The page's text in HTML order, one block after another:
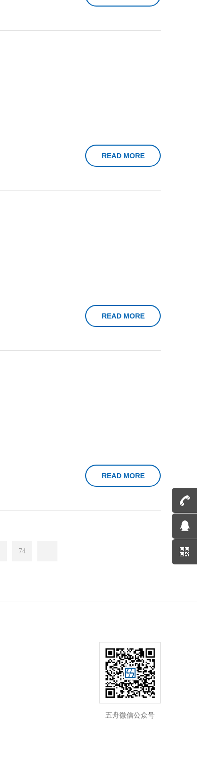
READ MORE
READ MORE
READ MORE
74
五舟微信公众号